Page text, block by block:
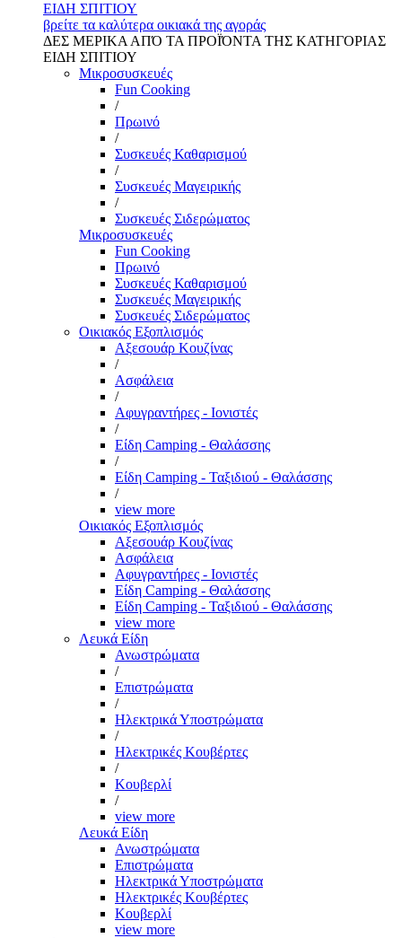
ΕΙΔΗ ΣΠΙΤΙΟΥ
βρείτε τα καλύτερα οικιακά της αγοράς
ΔΕΣ ΜΕΡΙΚΑ ΑΠΌ ΤΑ ΠΡΟΪΌΝΤΑ ΤΗΣ ΚΑΤΗΓΟΡΙΑΣ
ΕΙΔΗ ΣΠΙΤΙΟΥ
Μικροσυσκευές
Fun Cooking
/
Πρωινό
/
Συσκευές Καθαρισμού
/
Συσκευές Μαγειρικής
/
Συσκευές Σιδερώματος
Μικροσυσκευές
Fun Cooking
Πρωινό
Συσκευές Καθαρισμού
Συσκευές Μαγειρικής
Συσκευές Σιδερώματος
Οικιακός Εξοπλισμός
Αξεσουάρ Κουζίνας
/
Ασφάλεια
/
Αφυγραντήρες - Ιονιστές
/
Είδη Camping - Θαλάσσης
/
Είδη Camping - Ταξιδιού - Θαλάσσης
/
view more
Οικιακός Εξοπλισμός
Αξεσουάρ Κουζίνας
Ασφάλεια
Αφυγραντήρες - Ιονιστές
Είδη Camping - Θαλάσσης
Είδη Camping - Ταξιδιού - Θαλάσσης
view more
Λευκά Είδη
Ανωστρώματα
/
Επιστρώματα
/
Ηλεκτρικά Υποστρώματα
/
Ηλεκτρικές Κουβέρτες
/
Κουβερλί
/
view more
Λευκά Είδη
Ανωστρώματα
Επιστρώματα
Ηλεκτρικά Υποστρώματα
Ηλεκτρικές Κουβέρτες
Κουβερλί
view more